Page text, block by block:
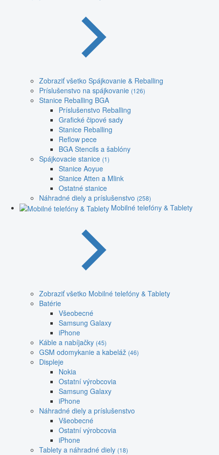
Zobraziť všetko Spájkovanie & Reballing
Príslušenstvo na spájkovanie (126)
Stanice Reballing BGA
Príslušenstvo Reballing
Grafické čipové sady
Stanice Reballing
Reflow pece
BGA Stencils a šablóny
Spájkovacie stanice (1)
Stanice Aoyue
Stanice Atten a Mlink
Ostatné stanice
Náhradné diely a príslušenstvo (258)
Mobilné telefóny & Tablety
Zobraziť všetko Mobilné telefóny & Tablety
Batérie
Všeobecné
Samsung Galaxy
iPhone
Káble a nabíjačky (45)
GSM odomykanie a kabeláž (46)
Displeje
Nokia
Ostatní výrobcovia
Samsung Galaxy
iPhone
Náhradné diely a príslušenstvo
Všeobecné
Ostatní výrobcovia
iPhone
Tablety a náhradné diely (18)